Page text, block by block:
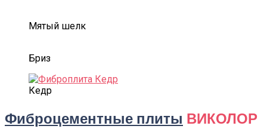
Мятый шелк
Бриз
Кедр
Фиброцементные плиты ВИКОЛОР